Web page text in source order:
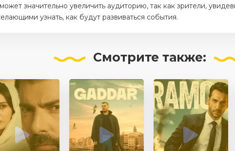
значительно увеличить аудиторию, так как зрители,
узнать, как будут развиваться события.
Смотрите также: